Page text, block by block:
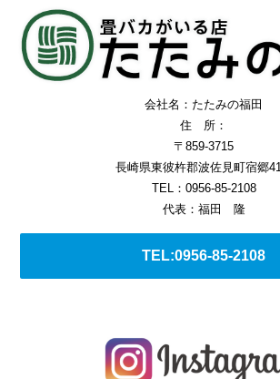
会社名：たたみの福田
住 所：
〒859-3715
長崎県東彼杵郡波佐見町宿郷
TEL：0956-85-2108
代表：福田 隆
TEL:0956-85-2108